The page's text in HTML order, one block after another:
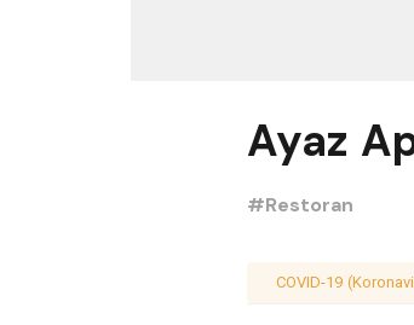
Ayaz
#Restoran
COVID-19